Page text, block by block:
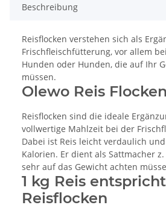
Beschreibung
Reisflocken verstehen sich als
Frischfleischfütterung, vor allem
Hunden oder Hunden, die auf Ihr
müssen.
Olewo Reis Flocken
Reisflocken sind die ideale
vollwertige Mahlzeit bei der
Dabei ist Reis leicht verdaulich
Kalorien. Er dient als Sattmacher
sehr auf das Gewicht achten
1 kg Reis
Reisflocken